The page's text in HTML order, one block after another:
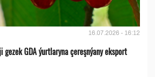
16.07.2026 - 16:12
gezek GDA ýurtlaryna çereşnýany eksport